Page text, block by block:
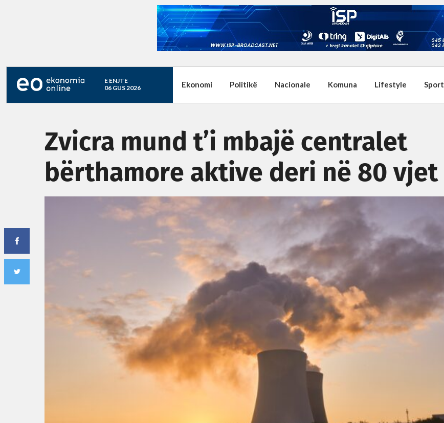
E ENJTE
06 GUS 2026
Ekonomi Politikë Nacionale Komuna Lifestyle Sport
Zvicra mund t’i mbajë centralet
bërthamore aktive deri në 80 vjet